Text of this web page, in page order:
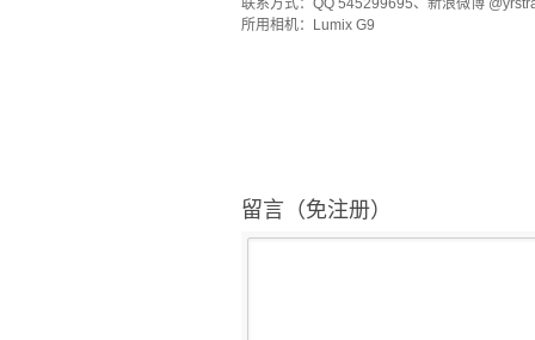
联系方式：QQ 545299695、新浪微博
所用相机：Lumix G9
留言（免注册）